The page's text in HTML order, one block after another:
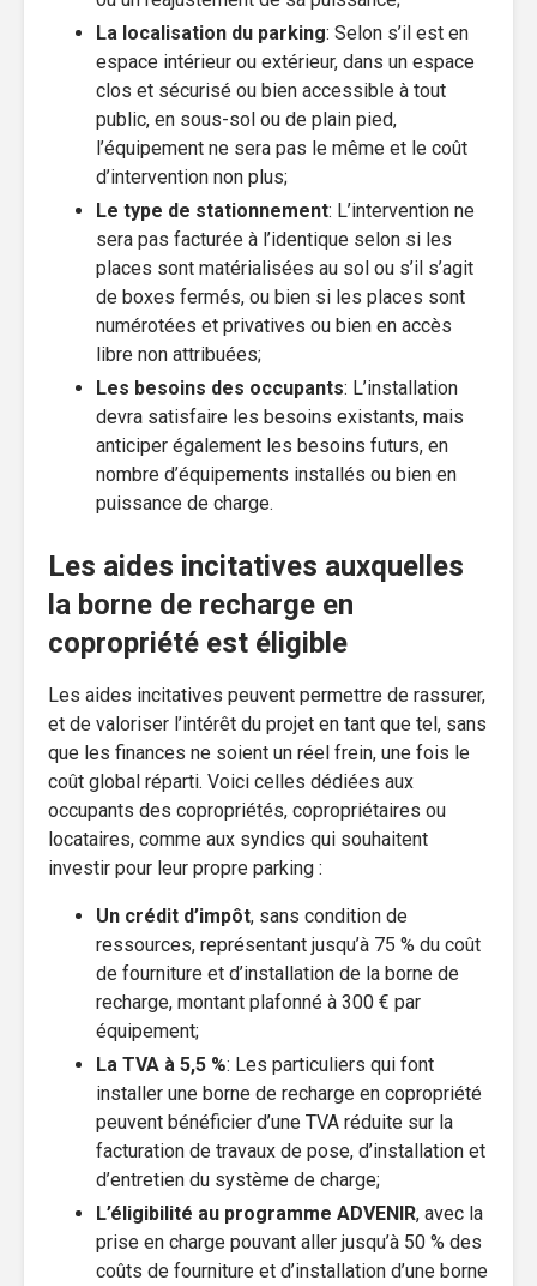
La localisation du parking: Selon s’il est en
espace intérieur ou extérieur, dans un espace
clos et sécurisé ou bien accessible à tout
public, en sous-sol ou de plain pied,
l’équipement ne sera pas le même et le coût
d’intervention non plus;
Le type de stationnement: L’intervention ne
sera pas facturée à l’identique selon si les
places sont matérialisées au sol ou s’il s’agit
de boxes fermés, ou bien si les places sont
numérotées et privatives ou bien en accès
libre non attribuées;
Les besoins des occupants: L’installation
devra satisfaire les besoins existants, mais
anticiper également les besoins futurs, en
nombre d’équipements installés ou bien en
puissance de charge.
Les aides incitatives auxquelles
la borne de recharge en
copropriété est éligible
Les aides incitatives peuvent permettre de rassurer,
et de valoriser l’intérêt du projet en tant que tel, sans
que les finances ne soient un réel frein, une fois le
coût global réparti. Voici celles dédiées aux
occupants des copropriétés, copropriétaires ou
locataires, comme aux syndics qui souhaitent
investir pour leur propre parking :
Un crédit d’impôt, sans condition de
ressources, représentant jusqu’à 75 % du coût
de fourniture et d’installation de la borne de
recharge, montant plafonné à 300 € par
équipement;
La TVA à 5,5 %: Les particuliers qui font
installer une borne de recharge en copropriété
peuvent bénéficier d’une TVA réduite sur la
facturation de travaux de pose, d’installation et
d’entretien du système de charge;
L’éligibilité au programme ADVENIR, avec la
prise en charge pouvant aller jusqu’à 50 % des
coûts de fourniture et d’installation d’une borne